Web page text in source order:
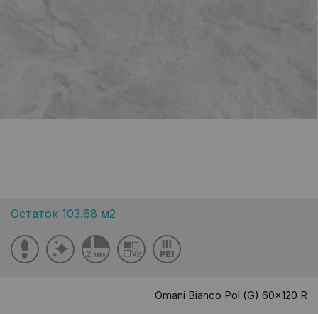
Остаток 103.68 м2
Omani Bianco Pol (G) 60x120 R